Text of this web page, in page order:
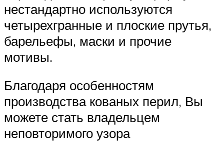
нестандартно используются
четырехгранные и плоские прутья,
барельефы, маски и прочие
мотивы.
Благодаря особенностям
производства кованых перил, Вы
можете стать владельцем
неповторимого узора